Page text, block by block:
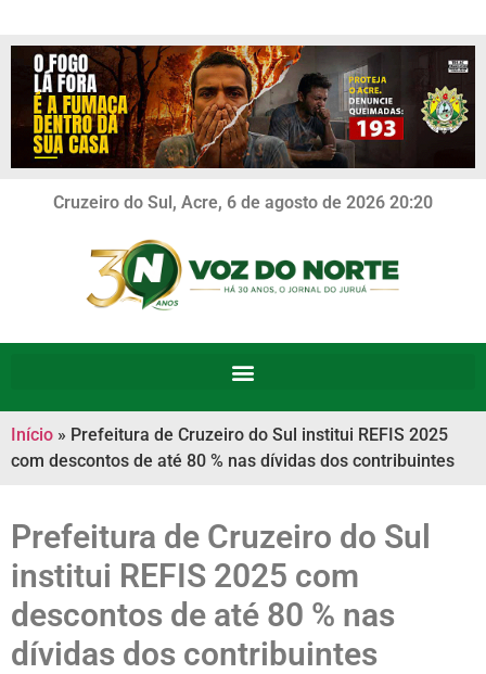
Cruzeiro do Sul, Acre, 6 de agosto de 2026 20:20
Início » Prefeitura de Cruzeiro do Sul institui REFIS 2025
com descontos de até 80 % nas dívidas dos contribuintes
Prefeitura de Cruzeiro do Sul
institui REFIS 2025 com
descontos de até 80 % nas
dívidas dos contribuintes